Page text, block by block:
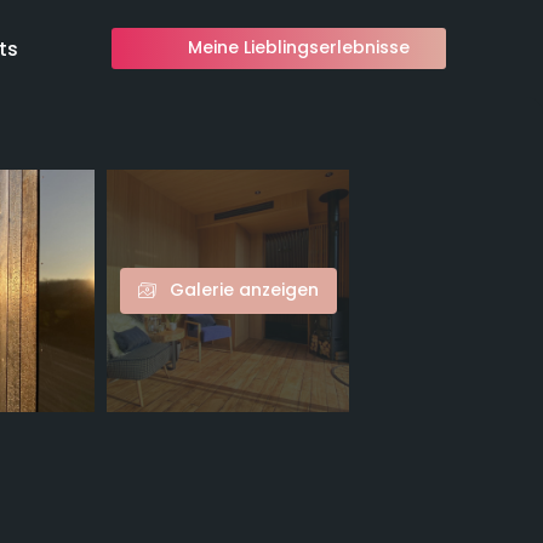
Meine Lieblingserlebnisse
Galerie anzeigen